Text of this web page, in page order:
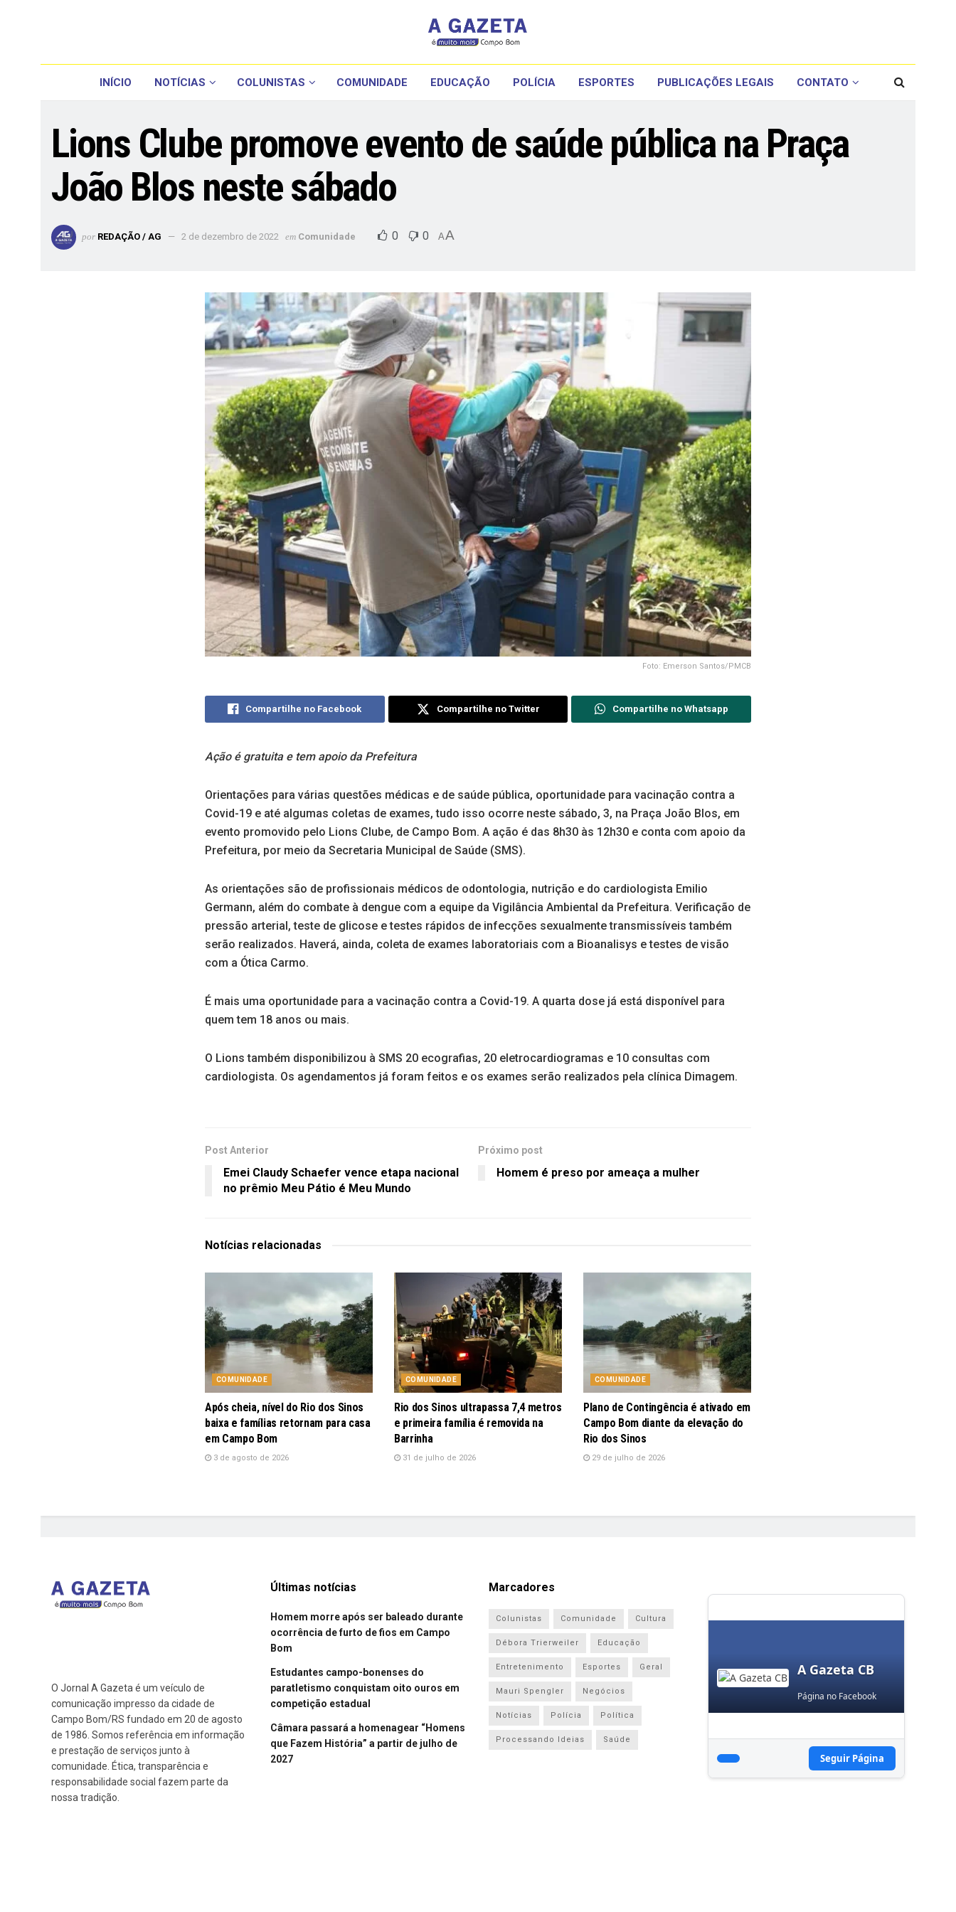
INÍCIO NOTÍCIAS COLUNISTAS COMUNIDADE EDUCAÇÃO POLÍCIA ESPORTES PUBLICAÇÕES LEGAIS CONTATO
Lions Clube promove evento de saúde pública na Praça
João Blos neste sábado
por REDAÇÃO / AG 2 de dezembro de 2022 em Comunidade 0 0 AA
Foto: Emerson Santos/PMCB
Compartilhe no Facebook Compartilhe no Twitter Compartilhe no Whatsapp
Ação é gratuita e tem apoio da Prefeitura
Orientações para várias questões médicas e de saúde pública, oportunidade para vacinação contra a
Covid-19 e até algumas coletas de exames, tudo isso ocorre neste sábado, 3, na Praça João Blos, em
evento promovido pelo Lions Clube, de Campo Bom. A ação é das 8h30 às 12h30 e conta com apoio da
Prefeitura, por meio da Secretaria Municipal de Saúde (SMS).
As orientações são de profissionais médicos de odontologia, nutrição e do cardiologista Emilio
Germann, além do combate à dengue com a equipe da Vigilância Ambiental da Prefeitura. Verificação de
pressão arterial, teste de glicose e testes rápidos de infecções sexualmente transmissíveis também
serão realizados. Haverá, ainda, coleta de exames laboratoriais com a Bioanalisys e testes de visão
com a Ótica Carmo.
É mais uma oportunidade para a vacinação contra a Covid-19. A quarta dose já está disponível para
quem tem 18 anos ou mais.
O Lions também disponibilizou à SMS 20 ecografias, 20 eletrocardiogramas e 10 consultas com
cardiologista. Os agendamentos já foram feitos e os exames serão realizados pela clínica Dimagem.
Post Anterior
Emei Claudy Schaefer vence etapa nacional
no prêmio Meu Pátio é Meu Mundo
Próximo post
Homem é preso por ameaça a mulher
Notícias relacionadas
COMUNIDADE
Após cheia, nível do Rio dos Sinos
baixa e famílias retornam para casa
em Campo Bom
3 de agosto de 2026
COMUNIDADE
Rio dos Sinos ultrapassa 7,4 metros
e primeira família é removida na
Barrinha
31 de julho de 2026
COMUNIDADE
Plano de Contingência é ativado em
Campo Bom diante da elevação do
Rio dos Sinos
29 de julho de 2026
O Jornal A Gazeta é um veículo de
comunicação impresso da cidade de
Campo Bom/RS fundado em 20 de agosto
de 1986. Somos referência em informação
e prestação de serviços junto à
comunidade. Ética, transparência e
responsabilidade social fazem parte da
nossa tradição.
Últimas notícias
Homem morre após ser baleado durante
ocorrência de furto de fios em Campo
Bom
Estudantes campo-bonenses do
paratletismo conquistam oito ouros em
competição estadual
Câmara passará a homenagear “Homens
que Fazem História” a partir de julho de
2027
Marcadores
Colunistas Comunidade Cultura
Débora Trierweiler Educação
Entretenimento Esportes Geral
Mauri Spengler Negócios
Notícias Polícia Política
Processando Ideias Saúde
A Gazeta CB
Página no Facebook
Seguir Página